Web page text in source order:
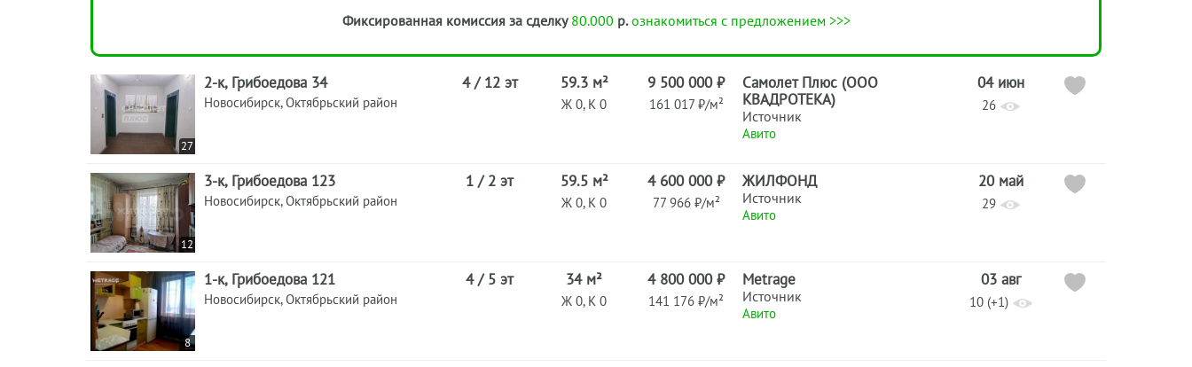
Фиксированная комиссия за сделку 80.000 р. ознакомиться с предложением >>>
27
2-к, Грибоедова 34
Новосибирск, Октябрьский район
4 / 12 эт 59.3 м²
Ж 0, К 0
9 500 000 ₽
161 017 ₽/м²
Самолет Плюс (ООО
КВАДРОТЕКА)
Источник
Авито
04 июн
26
12
3-к, Грибоедова 123
Новосибирск, Октябрьский район
1 / 2 эт 59.5 м²
Ж 0, К 0
4 600 000 ₽
77 966 ₽/м²
ЖИЛФОНД
Источник
Авито
20 май
29
8
1-к, Грибоедова 121
Новосибирск, Октябрьский район
4 / 5 эт 34 м²
Ж 0, К 0
4 800 000 ₽
141 176 ₽/м²
Metrage
Источник
Авито
03 авг
10 (+1)